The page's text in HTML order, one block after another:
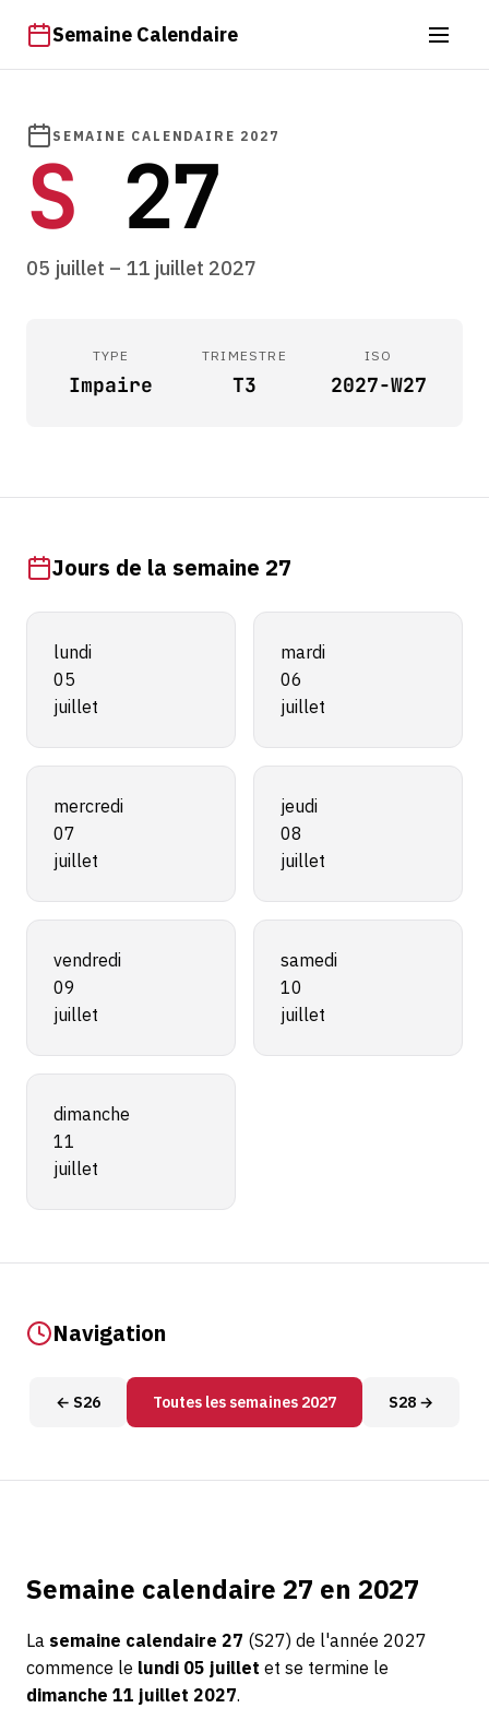
Semaine Calendaire
SEMAINE CALENDAIRE 2027
S27
05 juillet – 11 juillet 2027
TYPE
Impaire
TRIMESTRE
T3
ISO
2027-W27
Jours de la semaine 27
lundi
05
juillet
mardi
06
juillet
mercredi
07
juillet
jeudi
08
juillet
vendredi
09
juillet
samedi
10
juillet
dimanche
11
juillet
Navigation
← S26 Toutes les semaines 2027 S28 →
Semaine calendaire 27 en 2027
La semaine calendaire 27 (S27) de l'année 2027
commence le lundi 05 juillet et se termine le
dimanche 11 juillet 2027.